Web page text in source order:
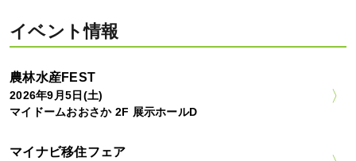
イベント情報
農林水産FEST
2026年9月5日(土)
マイドームおおさか 2F 展示ホールD
マイナビ移住フェア